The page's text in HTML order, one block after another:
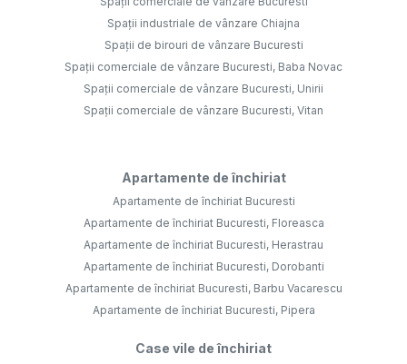
Spații industriale de vânzare Chiajna
Spații de birouri de vânzare Bucuresti
Spații comerciale de vânzare Bucuresti, Baba Novac
Spații comerciale de vânzare Bucuresti, Unirii
Spații comerciale de vânzare Bucuresti, Vitan
Apartamente de închiriat
Apartamente de închiriat Bucuresti
Apartamente de închiriat Bucuresti, Floreasca
Apartamente de închiriat Bucuresti, Herastrau
Apartamente de închiriat Bucuresti, Dorobanti
Apartamente de închiriat Bucuresti, Barbu Vacarescu
Apartamente de închiriat Bucuresti, Pipera
Case vile de închiriat